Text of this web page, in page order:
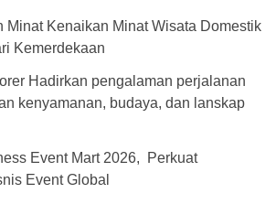
Minat Kenaikan Minat Wisata Domestik
Kemerdekaan
Hadirkan pengalaman perjalanan
kenyamanan, budaya, dan lanskap
Event Mart 2026, Perkuat
Event Global